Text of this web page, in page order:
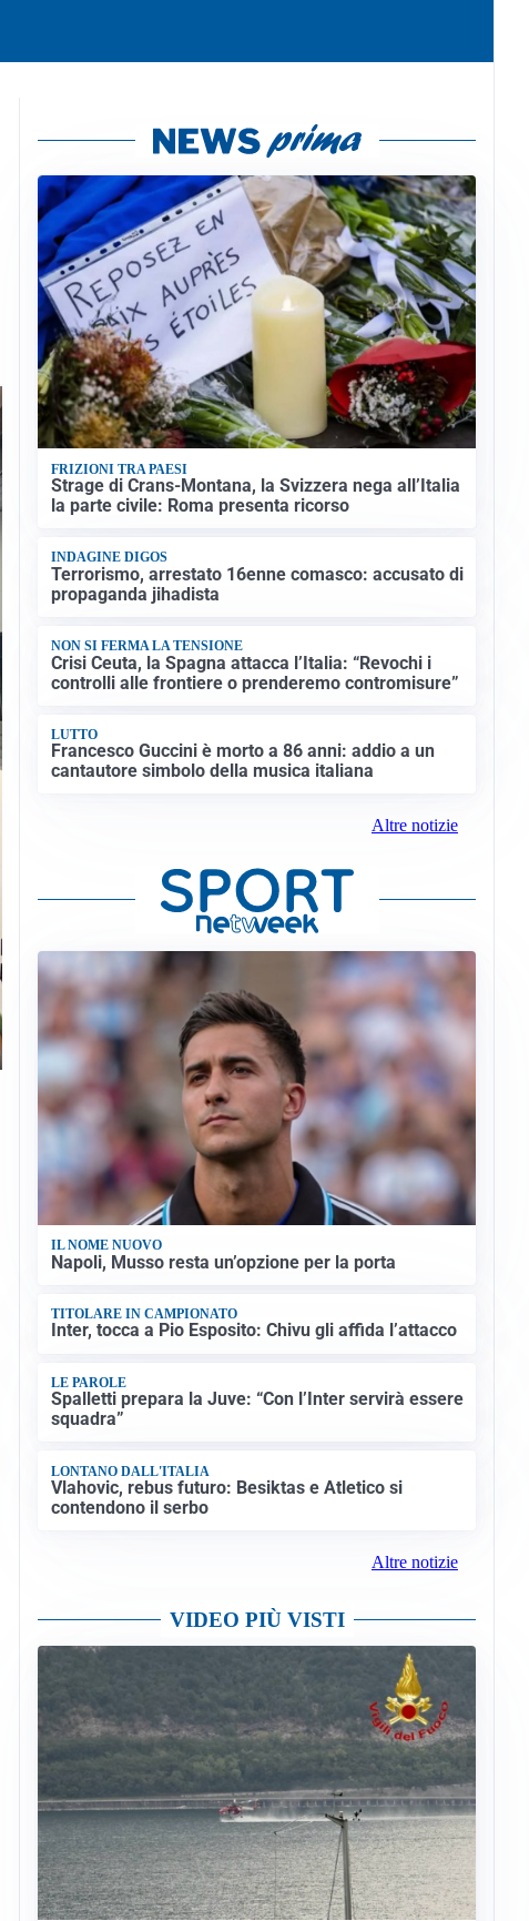
FRIZIONI TRA PAESI
Strage di Crans-Montana, la Svizzera nega all’Italia
la parte civile: Roma presenta ricorso
INDAGINE DIGOS
Terrorismo, arrestato 16enne comasco: accusato di
propaganda jihadista
NON SI FERMA LA TENSIONE
Crisi Ceuta, la Spagna attacca l’Italia: “Revochi i
controlli alle frontiere o prenderemo contromisure”
LUTTO
Francesco Guccini è morto a 86 anni: addio a un
cantautore simbolo della musica italiana
Altre notizie
IL NOME NUOVO
Napoli, Musso resta un’opzione per la porta
TITOLARE IN CAMPIONATO
Inter, tocca a Pio Esposito: Chivu gli affida l’attacco
LE PAROLE
Spalletti prepara la Juve: “Con l’Inter servirà essere
squadra”
LONTANO DALL'ITALIA
Vlahovic, rebus futuro: Besiktas e Atletico si
contendono il serbo
Altre notizie
VIDEO PIÙ VISTI